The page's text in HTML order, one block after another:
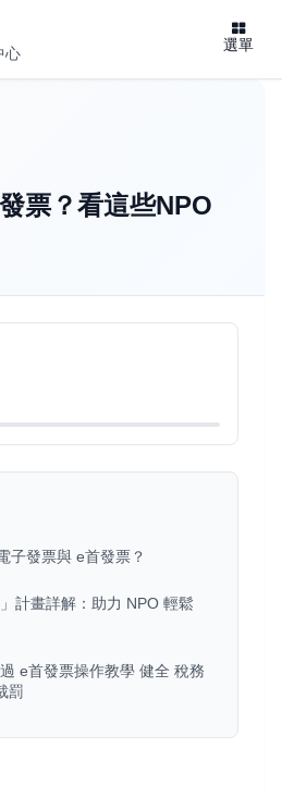
心 選單
票？看這些NPO
子發票與 e首發票？
計畫詳解：助力 NPO 輕鬆
e首發票操作教學 健全 稅務
罰